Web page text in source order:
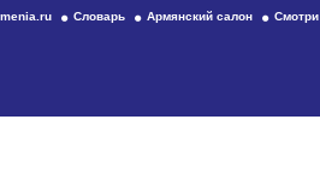
Словарь Армянский салон Смотри